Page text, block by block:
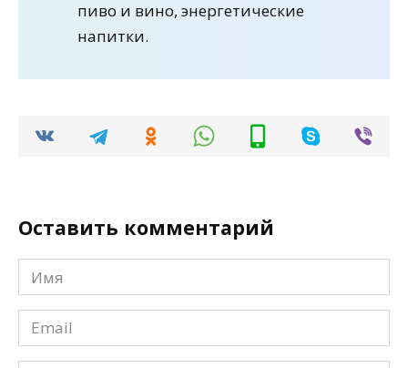
пиво и вино, энергетические
напитки.
Оставить комментарий
Имя
*
Email
*